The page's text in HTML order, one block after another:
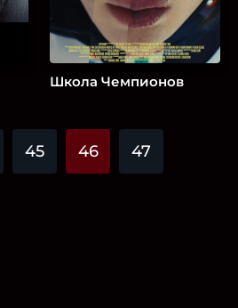
Школа Чемпионов
45 46 47